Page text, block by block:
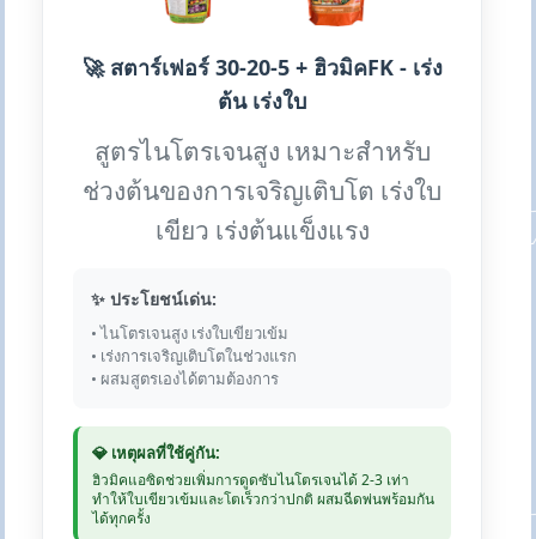
🚀 สตาร์เฟอร์ 30-20-5 + ฮิวมิคFK - เร่ง
ต้น เร่งใบ
สูตรไนโตรเจนสูง เหมาะสำหรับ
ช่วงต้นของการเจริญเติบโต เร่งใบ
เขียว เร่งต้นแข็งแรง
✨ ประโยชน์เด่น:
• ไนโตรเจนสูง เร่งใบเขียวเข้ม
• เร่งการเจริญเติบโตในช่วงแรก
• ผสมสูตรเองได้ตามต้องการ
💎 เหตุผลที่ใช้คู่กัน:
ฮิวมิคแอซิดช่วยเพิ่มการดูดซับไนโตรเจนได้ 2-3 เท่า
ทำให้ใบเขียวเข้มและโตเร็วกว่าปกติ ผสมฉีดพ่นพร้อมกัน
ได้ทุกครั้ง